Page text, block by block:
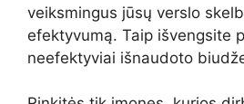
veiksmingus jūsų verslo
efektyvumą. Taip išvengsite
neefektyviai išnaudoto